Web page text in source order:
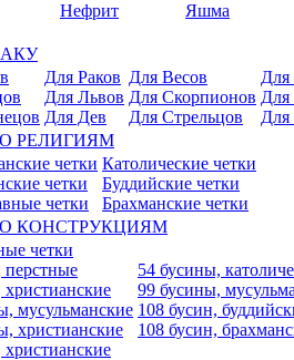
Нефрит
Яшма
Для Раков
Для Львов
Для Дев
Для Весов
Для Скорпионов
Для Стрельцов
Для
Для
РЕЛИГИЯМ
четки
четки
четки
Католические четки
Буддийские четки
Брахманские четки
КОНСТРУКЦИЯМ
четки
перстные
христианские
мусульманские
христианские
христианские
54 бусины,
99 бусины,
108 бусин,
108 бусин,